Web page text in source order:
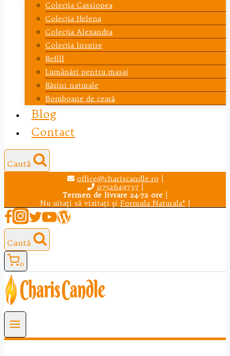
Colecția Cassiopea
Colecția Helena
Colecția Alexandra
Colecția Inspire
Refill
Lumânări pentru masaj
Răşini naturale
Bomboane de ceară
Blog
Contact
Caută
office@chariscandle.ro
0752649737|
Termen de livrare 24-72 ore
Nu uitaţi să vizitaţi şi Formula Naturala®
Caută
0